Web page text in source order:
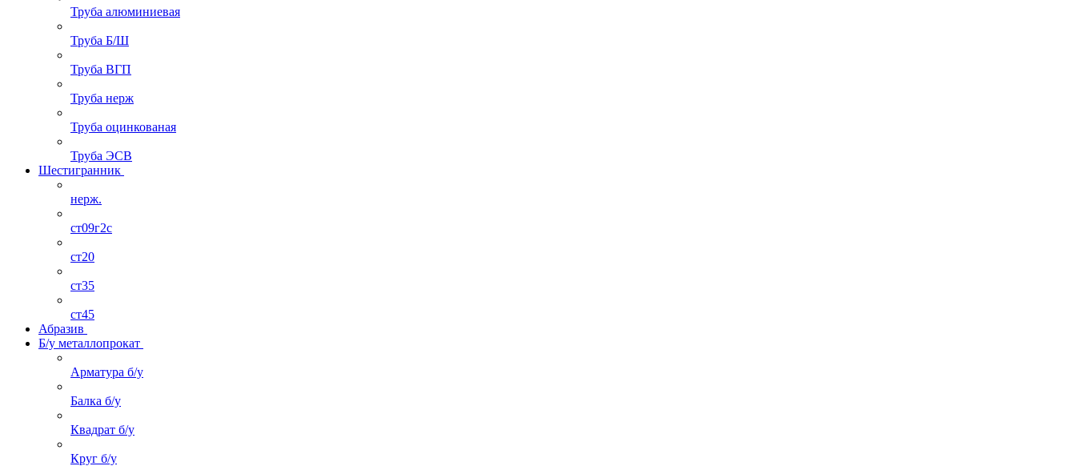
Труба алюминиевая
Труба Б/Ш
Труба ВГП
Труба нерж
Труба оцинкованая
Труба ЭСВ
Шестигранник
нерж.
ст09г2с
ст20
ст35
ст45
Абразив
Б/у металлопрокат
Арматура б/у
Балка б/у
Квадрат б/у
Круг б/у